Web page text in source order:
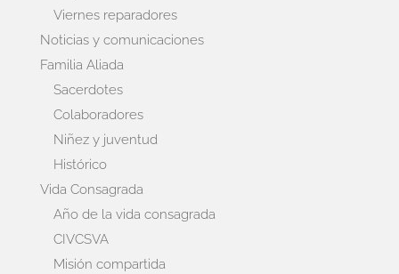
Viernes reparadores
Noticias y comunicaciones
Familia Aliada
Sacerdotes
Colaboradores
Niñez y juventud
Histórico
Vida Consagrada
Año de la vida consagrada
CIVCSVA
Misión compartida